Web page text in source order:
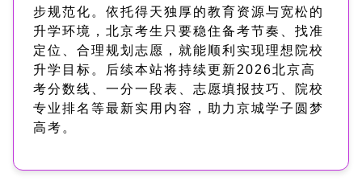
步规范化。依托得天独厚的教育资源与宽松的
升学环境，北京考生只要稳住备考节奏、找准
定位、合理规划志愿，就能顺利实现理想院校
升学目标。后续本站将持续更新2026北京高
考分数线、一分一段表、志愿填报技巧、院校
专业排名等最新实用内容，助力京城学子圆梦
高考。